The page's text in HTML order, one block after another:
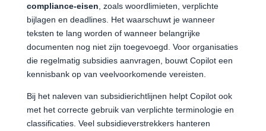
compliance-eisen , zoals woordlimieten, verplichte
bijlagen en deadlines. Het waarschuwt je wanneer
teksten te lang worden of wanneer belangrijke
documenten nog niet zijn toegevoegd. Voor organisaties
die regelmatig subsidies aanvragen, bouwt Copilot een
kennisbank op van veelvoorkomende vereisten.
Bij het naleven van subsidierichtlijnen helpt Copilot ook
met het correcte gebruik van verplichte terminologie en
classificaties. Veel subsidieverstrekkers hanteren